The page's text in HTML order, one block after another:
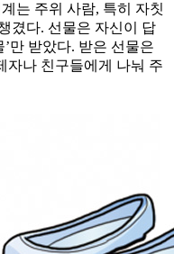
는 주위 사람, 특히 자칫
겼다. 선물은 자신이 답
만 받았다. 받은 선물은
자나 친구들에게 나눠 주